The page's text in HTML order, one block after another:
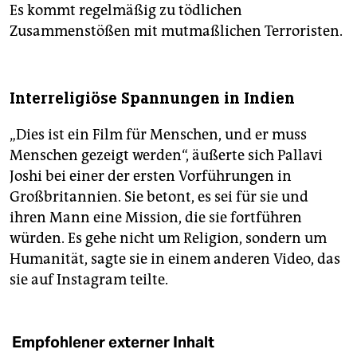
Es kommt regelmäßig zu tödlichen
Zusammenstößen mit mutmaßlichen Terroristen.
Interreligiöse Spannungen in Indien
„Dies ist ein Film für Menschen, und er muss
Menschen gezeigt werden“, äußerte sich Pallavi
Joshi bei einer der ersten Vorführungen in
Großbritannien. Sie betont, es sei für sie und
ihren Mann eine Mission, die sie fortführen
würden. Es gehe nicht um Religion, sondern um
Humanität, sagte sie in einem anderen Video, das
sie auf Instagram teilte.
Empfohlener externer Inhalt